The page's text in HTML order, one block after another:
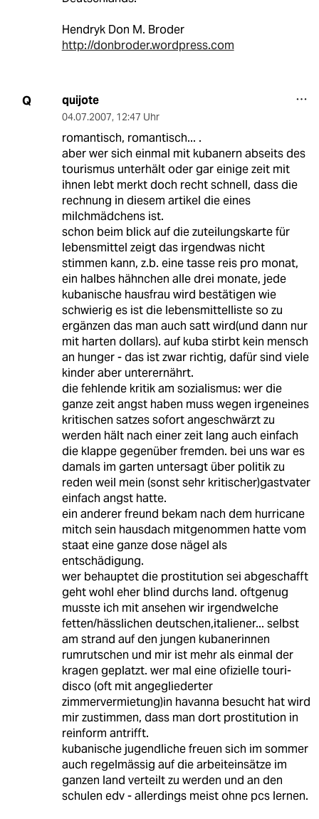
Hendryk Don M. Broder
http://donbroder.wordpress.com
Q quijote
04.07.2007, 12:47 Uhr
romantisch, romantisch... .
aber wer sich einmal mit kubanern abseits des
tourismus unterhält oder gar einige zeit mit
ihnen lebt merkt doch recht schnell, dass die
rechnung in diesem artikel die eines
milchmädchens ist.
schon beim blick auf die zuteilungskarte für
lebensmittel zeigt das irgendwas nicht
stimmen kann, z.b. eine tasse reis pro monat,
ein halbes hähnchen alle drei monate, jede
kubanische hausfrau wird bestätigen wie
schwierig es ist die lebensmittelliste so zu
ergänzen das man auch satt wird(und dann nur
mit harten dollars). auf kuba stirbt kein mensch
an hunger - das ist zwar richtig, dafür sind viele
kinder aber unterernährt.
die fehlende kritik am sozialismus: wer die
ganze zeit angst haben muss wegen irgeneines
kritischen satzes sofort angeschwärzt zu
werden hält nach einer zeit lang auch einfach
die klappe gegenüber fremden. bei uns war es
damals im garten untersagt über politik zu
reden weil mein (sonst sehr kritischer)gastvater
einfach angst hatte.
ein anderer freund bekam nach dem hurricane
mitch sein hausdach mitgenommen hatte vom
staat eine ganze dose nägel als
entschädigung.
wer behauptet die prostitution sei abgeschafft
geht wohl eher blind durchs land. oftgenug
musste ich mit ansehen wir irgendwelche
fetten/hässlichen deutschen,italiener... selbst
am strand auf den jungen kubanerinnen
rumrutschen und mir ist mehr als einmal der
kragen geplatzt. wer mal eine ofizielle touri-
disco (oft mit angegliederter
zimmervermietung)in havanna besucht hat wird
mir zustimmen, dass man dort prostitution in
reinform antrifft.
kubanische jugendliche freuen sich im sommer
auch regelmässig auf die arbeiteinsätze im
ganzen land verteilt zu werden und an den
schulen edv - allerdings meist ohne pcs lernen.